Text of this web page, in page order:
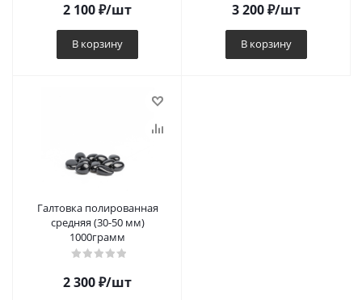
2 100₽/шт
В корзину
3 200₽/шт
В корзину
Галтовка полированная
средняя (30-50 мм)
1000грамм
2 300₽/шт